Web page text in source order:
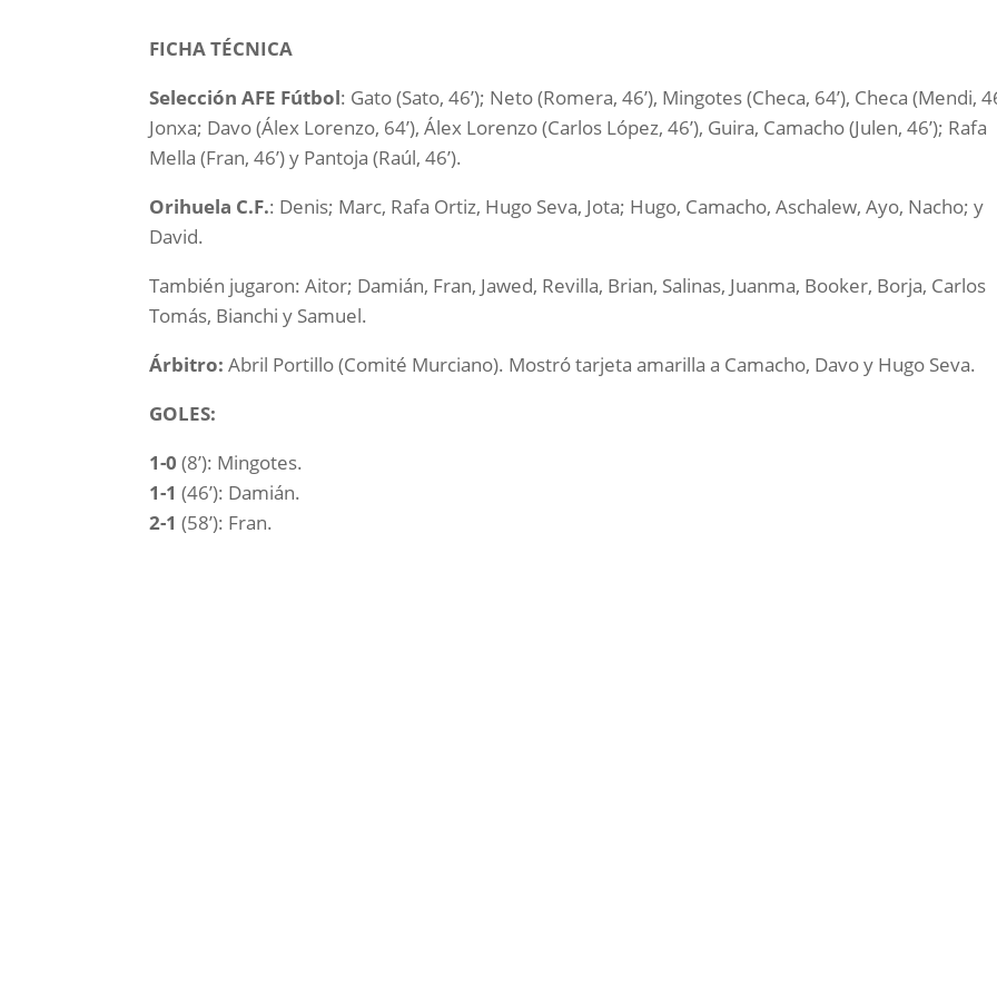
FICHA TÉCNICA
Selección AFE Fútbol: Gato (Sato, 46’); Neto (Romera, 46’), Mingotes (Checa, 64’), Checa (Mendi,
Jonxa; Davo (Álex Lorenzo, 64’), Álex Lorenzo (Carlos López, 46’), Guira, Camacho (Julen, 46’); Rafa
Mella (Fran, 46’) y Pantoja (Raúl, 46’).
Orihuela C.F.: Denis; Marc, Rafa Ortiz, Hugo Seva, Jota; Hugo, Camacho, Aschalew, Ayo, Nacho; y
David.
También jugaron: Aitor; Damián, Fran, Jawed, Revilla, Brian, Salinas, Juanma, Booker, Borja, Carlos
Tomás, Bianchi y Samuel.
Árbitro: Abril Portillo (Comité Murciano). Mostró tarjeta amarilla a Camacho, Davo y Hugo Seva.
GOLES:
1-0 (8’): Mingotes.
1-1 (46’): Damián.
2-1 (58’): Fran.